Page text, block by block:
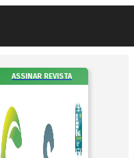
ASSINAR REVISTA